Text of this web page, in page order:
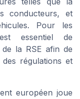
conducteurs, et
Pour les
essentiel de
la RSE afin de
régulations et
européen joue